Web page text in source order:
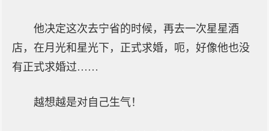
他决定这次去宁省的时候，再去一次星星酒
店，在月光和星光下，正式求婚，呃，好像他也没
有正式求婚过……
越想越是对自己生气！